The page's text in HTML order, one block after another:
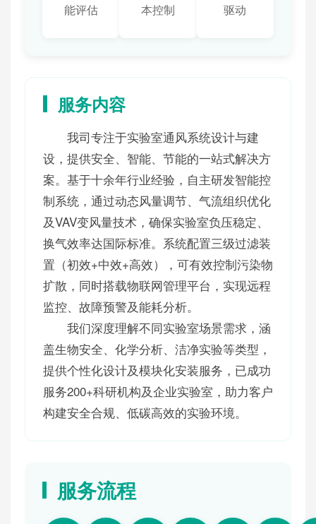
能评估
本控制
驱动
服务内容
我司专注于实验室通风系统设计与建
设，提供安全、智能、节能的一站式解决方
案。基于十余年行业经验，自主研发智能控
制系统，通过动态风量调节、气流组织优化
及VAV变风量技术，确保实验室负压稳定、
换气效率达国际标准。系统配置三级过滤装
置（初效+中效+高效），可有效控制污染物
扩散，同时搭载物联网管理平台，实现远程
监控、故障预警及能耗分析。
我们深度理解不同实验室场景需求，涵
盖生物安全、化学分析、洁净实验等类型，
提供个性化设计及模块化安装服务，已成功
服务200+科研机构及企业实验室，助力客户
构建安全合规、低碳高效的实验环境。
服务流程